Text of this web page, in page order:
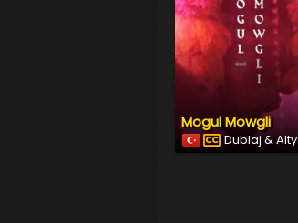
Mogul Mowgli
Dublaj &